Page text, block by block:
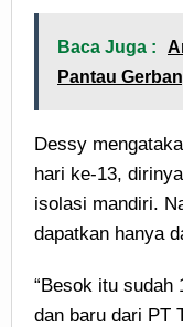
Baca Juga :
Pantau
Dessy
hari ke-13,
isolasi mandiri.
dapatkan hanya
“Besok itu sudah
dan baru dari PT